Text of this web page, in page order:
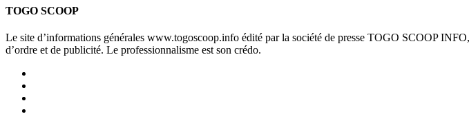
TOGO SCOOP
Le site d’informations générales www.togoscoop.info édité par la société de presse TOGO SCOOP
d’ordre et de publicité. Le professionnalisme est son crédo.